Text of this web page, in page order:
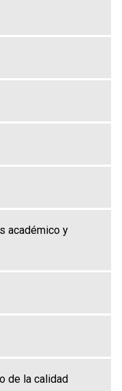
académico y
de la calidad